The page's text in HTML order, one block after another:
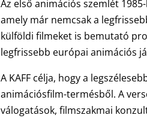
Az első animációs szemlét
amely már nemcsak a
külföldi filmeket is bemutató
legfrissebb európai animációs
A KAFF célja, hogy a
animációsfilm-termésből. A
válogatások, filmszakmai